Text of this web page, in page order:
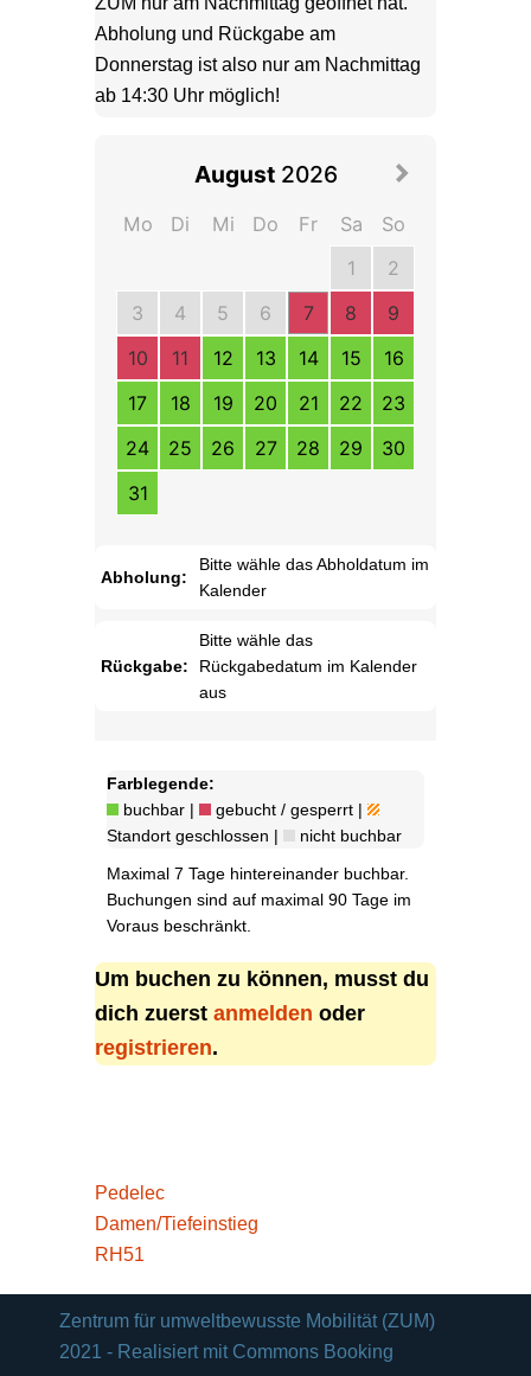
Abholung und Rückgabe am
Donnerstag ist also nur am Nachmittag
August 2026
Mo Di Mi Do Fr Sa
So
1
2
3
4 5 6 7 8
9
10
11 12 13 14 15
16
17
18 19 20 21 22
23
24
25 26 27 28 29
30
31
Abholung:
Bitte wähle das Abholdatum im
Kalender
Rückgabe:
Bitte wähle das
Rückgabedatum im Kalender
aus
Farblegende:
buchbar |
gebucht / gesperrt |
Standort geschlossen |
nicht buchbar
Maximal 7 Tage hintereinander buchbar.
Buchungen sind auf maximal 90 Tage im
Voraus beschränkt.
Um buchen zu können, musst du
dich zuerst anmelden oder
registrieren.
BEITRAGSNAVIGATION
Pedelec
Damen/Tiefeinstieg
RH51
Zentrum für umweltbewusste Mobilität (ZUM)
2021 - Realisiert mit Commons Booking